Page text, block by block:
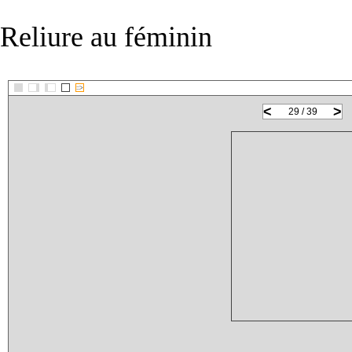
Reliure au féminin
::>
< >
29 / 39